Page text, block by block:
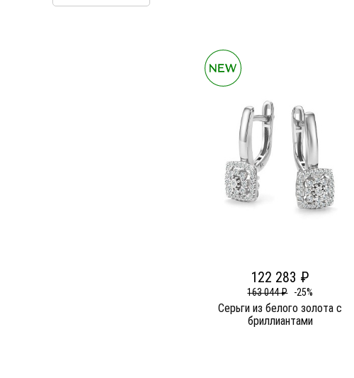
122 283 ₽
163 044 ₽ -25%
Серьги из белого золота c
бриллиантами